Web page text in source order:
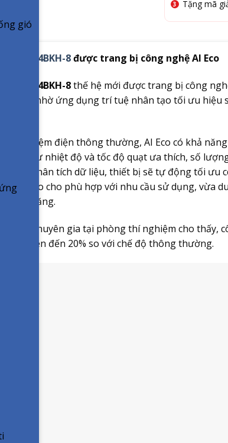
gió
Tặng mã
YZ24BKH-8được trang bị công nghệ AI Eco
YZ24BKH-8thế hệ mới được trang bị công
minh nhờ ứng dụng trí tuệ nhân tạo tối ưu hiệu
độ tiết kiệm điện thông thường, AI Eco có khả
như nhiệt độ và tốc độ quạt ưa thích, số
Qua phân tích dữ liệu, thiết bị sẽ tự động tối ưu
lạnh sao cho phù hợp với nhu cầu sử dụng, vừa
điện năng.
các chuyên gia tại phòng thí nghiệm cho thấy,
năng lên đến 20% so với chế độ thông thường.